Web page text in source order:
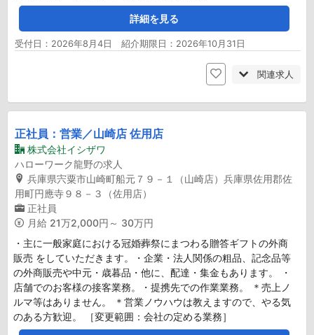
詳細を見る
受付日：2026年8月4日 紹介期限日：2026年10月31日
関連求人
正社員：営業／山崎店 佐用店
株式会社イシザワ
ハローワーク龍野の求人
兵庫県宍粟市山崎町船元７９－１（山崎店）兵庫県佐用郡佐
用町円應寺９８－３（佐用店）
正社員
月給 21万2,000円～ 30万円
・主に一般家庭における冠婚葬祭にまつわる贈答ギフトの外商
販売 をしていただきます。・企業・法人関係の粗品、記念品等
の外商販売や中元・歳暮品・他に、配達・集金もあります。 ・
店舗でのお客様の接客業務。・提携先での作業業務。 ＊売上ノ
ルマ等はありません。 ＊営業ノウハウは教えますので、やる気
のある方歓迎。 ［変更範囲：会社の定める業務］